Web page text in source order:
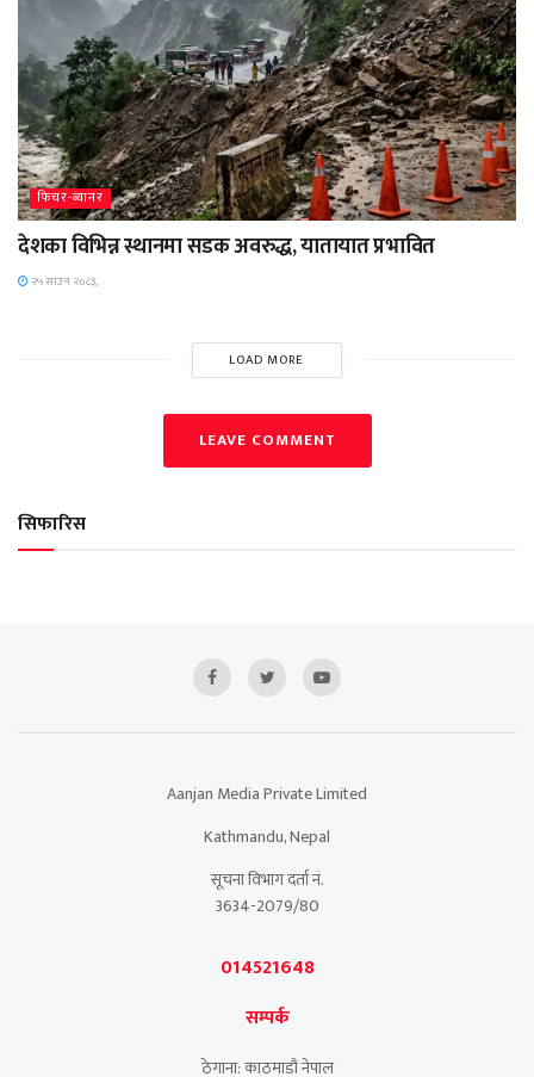
फिचर-ब्यानर
देशका विभिन्न स्थानमा सडक अवरुद्ध, यातायात प्रभावित
२५ साउन २०८३,
LOAD MORE
LEAVE COMMENT
सिफारिस
Aanjan Media Private Limited
Kathmandu, Nepal
सूचना विभाग दर्ता नं.
3634-2079/80
014521648
सम्पर्क
ठेगाना: काठमाडौं नेपाल